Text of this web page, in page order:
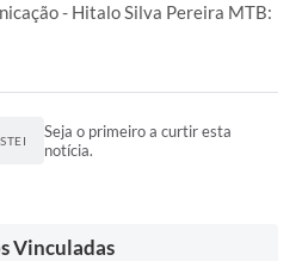
- Hitalo Silva Pereira MTB:
Seja o primeiro a curtir esta
notícia.
Vinculadas